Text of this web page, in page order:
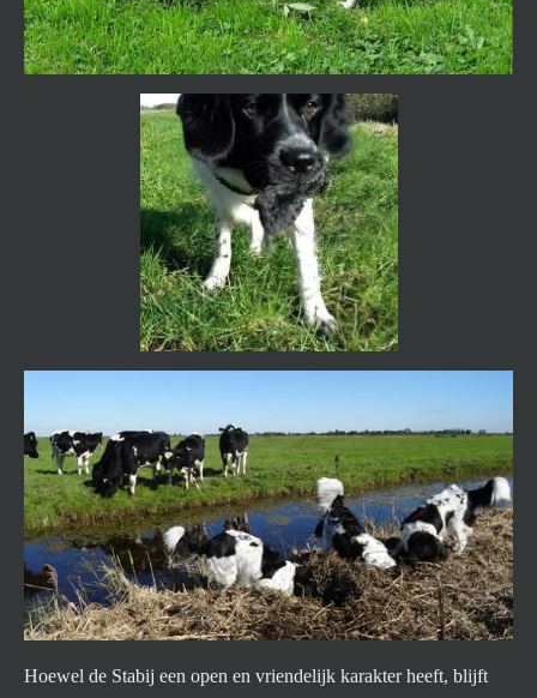
Hoewel de Stabij een open en vriendelijk karakter heeft, blijft